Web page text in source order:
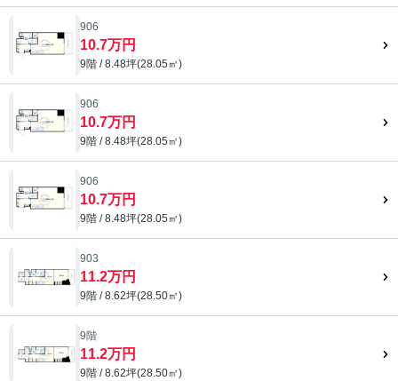
906
10.7万円
9階 / 8.48坪(28.05㎡)
906
10.7万円
9階 / 8.48坪(28.05㎡)
906
10.7万円
9階 / 8.48坪(28.05㎡)
903
11.2万円
9階 / 8.62坪(28.50㎡)
9階
11.2万円
9階 / 8.62坪(28.50㎡)